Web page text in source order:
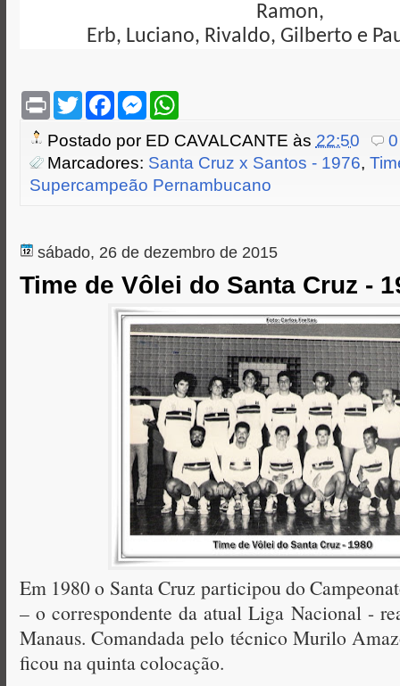
Ramon,
Erb, Luciano, Rivaldo, Gilberto e
P
n
t
T
w
t
e
r
F
e
b
o
o
M
s
e
n
g
W
t
s
A
p
Postado por ED CAVALCANTE às 22:50
Marcadores: Santa Cruz x Santos - 1976,
Supercampeão Pernambucano
sábado, 26 de dezembro de 2015
Time de Vôlei do Santa Cruz -
Em 1980 o Santa Cruz participou do
– o correspondente da atual Liga Nacional -
Manaus. Comandada pelo técnico Murilo
ficou na quinta colocação.